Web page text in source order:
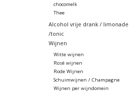
chocomelk
Thee
Alcohol vrije drank / limonade
/tonic
Wijnen
Witte wijnen
Rosé wijnen
Rode Wijnen
Schuimwijnen / Champagne
Wijnen per wijndomein